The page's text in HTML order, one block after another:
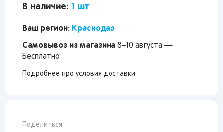
В наличие: 1 шт
Ваш регион: Краснодар
Самовывоз из магазина 8–10 августа —
Бесплатно
Подробнее про условия доставки
Поделиться